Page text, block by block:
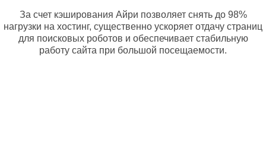
За счет кэширования Айри позволяет снять до 98%
нагрузки на хостинг, существенно ускоряет отдачу страниц
для поисковых роботов и обеспечивает стабильную
работу сайта при большой посещаемости.